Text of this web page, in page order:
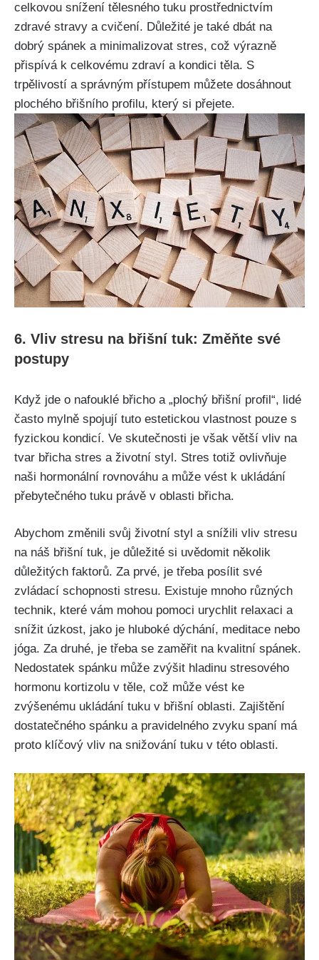
celkovou snížení tělesného ​tuku⁤ prostřednictvím
zdravé stravy a cvičení. Důležité‍ je také dbát na
dobrý spánek⁤ a minimalizovat​ stres, což výrazně
přispívá ‌k celkovému zdraví a⁤ kondici těla. S
trpělivostí a ⁣správným přístupem můžete⁢ dosáhnout
plochého břišního‌ profilu, který si ⁤přejete.
6. Vliv ⁣stresu na ⁤břišní ⁢tuk: Změňte své
postupy
Když jde o⁤ nafouklé břicho a „plochý​ břišní profil“, lidé⁤
často‍ mylně spojují tuto⁤ estetickou vlastnost pouze⁤ s
fyzickou kondicí. ​Ve skutečnosti je však‌ větší ⁢vliv na
tvar břicha​ stres a životní styl. Stres⁢ totiž ovlivňuje
naši hormonální rovnováhu a může vést k ukládání‍
přebytečného‌ tuku ⁣právě v oblasti břicha.
Abychom změnili⁢ svůj ​životní styl ⁢a ⁣snížili ​vliv stresu
na náš břišní tuk, ⁤je důležité si uvědomit několik
důležitých⁣ faktorů. Za⁢ prvé,‌ je třeba posílit své⁢
zvládací schopnosti stresu. Existuje mnoho ‌různých⁤
technik, které vám mohou pomoci urychlit relaxaci a
snížit úzkost, jako⁢ je hluboké dýchání, meditace nebo
jóga.‍ Za druhé, je třeba se zaměřit​ na kvalitní spánek.
Nedostatek spánku může zvýšit hladinu stresového
hormonu kortizolu v ‍těle, což může vést ke
‍zvýšenému ukládání tuku v​ břišní oblasti. Zajištění
⁢dostatečného ‍spánku a‌ pravidelného​ zvyku‍ spaní má
‌proto klíčový vliv na ⁤snižování ‍tuku⁣ v této ⁢oblasti.